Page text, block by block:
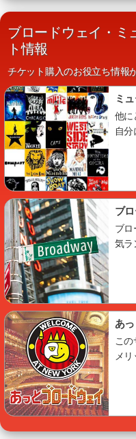
ブロードウェイ・ミ
ト情報
チケット購入のお役立ち情報
ミ
他に
自
ブ
ブロ
気ラ
あ
こ
メ